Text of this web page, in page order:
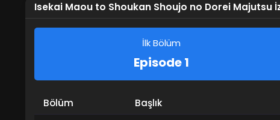
Isekai Maou to Shoukan Shoujo no Dorei Majutsu
İlk Bölüm
Episode 1
Bölüm Başlık